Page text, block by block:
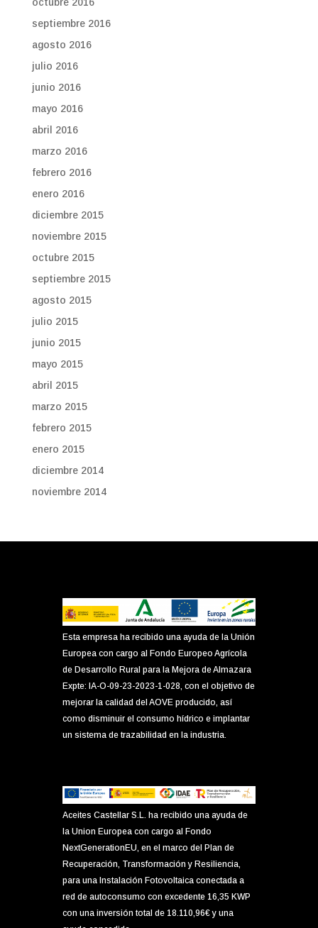
septiembre 2016
agosto 2016
julio 2016
junio 2016
mayo 2016
abril 2016
marzo 2016
febrero 2016
enero 2016
diciembre 2015
noviembre 2015
octubre 2015
septiembre 2015
agosto 2015
julio 2015
junio 2015
mayo 2015
abril 2015
marzo 2015
febrero 2015
enero 2015
diciembre 2014
noviembre 2014
Esta empresa ha recibido una ayuda de la Unión
Europea con cargo al Fondo Europeo Agrícola
de Desarrollo Rural para la Mejora de Almazara
Expte: IA-O-09-23-2023-1-028, con el objetivo de
mejorar la calidad del AOVE producido, así
como disminuir el consumo hídrico e implantar
un sistema de trazabilidad en la industria.
Aceites Castellar S.L. ha recibido una ayuda de
la Union Europea con cargo al Fondo
NextGenerationEU, en el marco del Plan de
Recuperación, Transformación y Resiliencia,
para una Instalación Fotovoltaica conectada a
red de autoconsumo con excedente 16,35 KWP
con una inversión total de 18.110,96€ y una